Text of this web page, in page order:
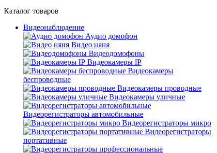
Каталог товаров
Видеонаблюдение
Аудио домофон
Видео няня
Видеодомофоны
Видеокамеры IP
Видеокамеры
беспроводные
Видеокамеры проводные
Видеокамеры уличные
Видеорегистраторы автомобильные
Видеорегистраторы микро
Видеорегистраторы
портативные